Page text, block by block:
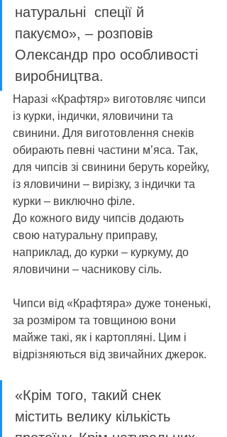
натуральні  спеції й
пакуємо», – розповів
Олександр про особливості
виробництва.
Наразі «Крафтяр» виготовляє чипси
із курки, індички, яловичини та
свинини. Для виготовлення снеків
обирають певні частини м’яса. Так,
для чипсів зі свинини беруть корейку,
із яловичини – вирізку, з індички та
курки – виключно філе.
До кожного виду чипсів додають
свою натуральну приправу,
наприклад, до курки – куркуму, до
яловичини – часникову сіль.
Чипси від «Крафтяра» дуже тоненькі,
за розміром та товщиною вони
майже такі, як і картопляні. Цим і
відрізняються від звичайних джерок.
«Крім того, такий снек
містить велику кількість